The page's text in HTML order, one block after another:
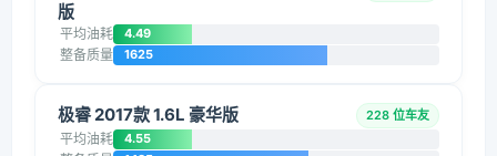
版
平均油耗 4.49
整备质量 1625
极睿 2017款 1.6L 豪华版 228 位车友
平均油耗 4.55